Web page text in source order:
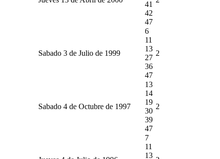
41
42
47
Sabado 3 de Julio de 1999
6
11
13
27
36
47
2
Sabado 4 de Octubre de 1997
13
14
19
30
39
47
2
7
11
13